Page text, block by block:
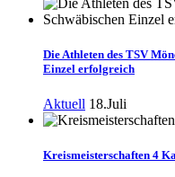
Die Athleten des TSV
Einzel erfolgreich
Aktuell 18.Juli
Kreismeisterschaften 4